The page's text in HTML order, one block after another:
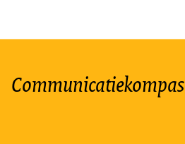
Communicatiekompas